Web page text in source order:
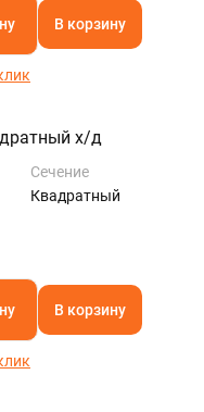
В корзину
х/д
Сечение
Квадратный
В корзину